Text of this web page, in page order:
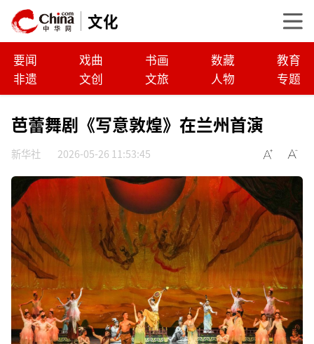
文化
要闻 戏曲 书画 数藏
教育
非遗
文创 文旅 人物 专题
芭蕾舞剧《写意敦煌》在兰州首演
新华社 2026-05-26 11:53:45